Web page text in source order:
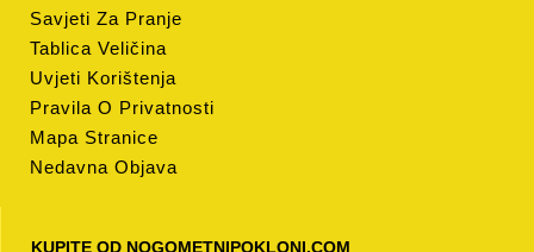
Savjeti Za Pranje
Tablica Veličina
Uvjeti Korištenja
Pravila O Privatnosti
Mapa Stranice
Nedavna Objava
KUPITE OD NOGOMETNIPOKLONI.COM